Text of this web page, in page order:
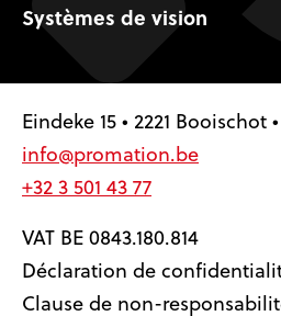
Systèmes de vision
Eindeke 15 • 2221 Booischot
info@promation.be
+32 3 501 43 77
VAT BE 0843.180.814
Déclaration de
Clause de non-